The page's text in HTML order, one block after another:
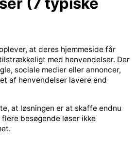
at deres hjemmeside får
med henvendelser. Der
sociale medier eller annoncer,
af henvendelser lavere end
at løsningen er at skaffe endnu
besøgende løser ikke